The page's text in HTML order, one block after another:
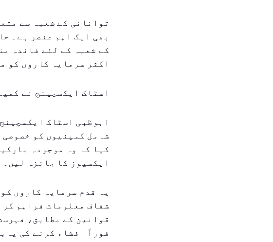
توانائی کے شعبہ سے
بھی ایک اہم عنصر ہے۔
کے شعبہ کے لئے فائدہ
اکثر سرمایہ کاروں کو
اسٹاک ایکسچینج نے
ابوظبی اسٹاک
شامل کمپنیوں کو خصوصی
کیا کہ وہ موجودہ
ایکسپوز کا جائزہ لیں۔
یہ قدم سرمایہ کاروں
شفاف معلومات فراہم
قوانین کے مطابق،
فوراً افشاء کرنے کی